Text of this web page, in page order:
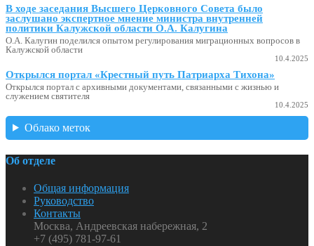
В ходе заседания Высшего Церковного Совета было
заслушано экспертное мнение министра внутренней
политики Калужской области О.А. Калугина
О.А. Калугин поделился опытом регулирования миграционных вопросов в
Калужской области
10.4.2025
Открылся портал «Крестный путь Патриарха Тихона»
Открылся портал с архивными документами, связанными с жизнью и
служением святителя
10.4.2025
Облако меток
Об отделе
Общая информация
Руководство
Контакты
Москва, Андреевская набережная, 2
+7 (495) 781-97-61